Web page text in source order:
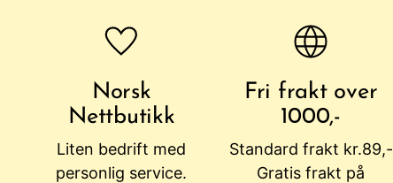
Norsk
Nettbutikk
Liten bedrift med
personlig service.
Fri frakt over
1000,-
Standard frakt kr.89,-
Gratis frakt på